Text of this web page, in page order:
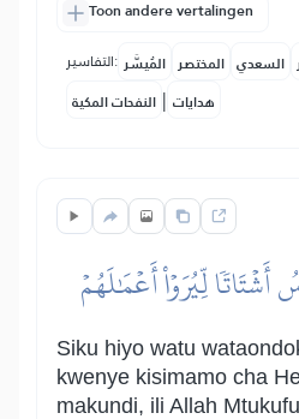
Toon andere vertalingen
التفاسير: المُيسَّر المختصر السعدي
النفحات المكية | هدايات
أَشۡتَاتٗا لِّيُرَوۡاْ أَعۡمَٰلَهُمۡ
Siku hiyo watu
kwenye kisimamo cha
makundi, ili Allah